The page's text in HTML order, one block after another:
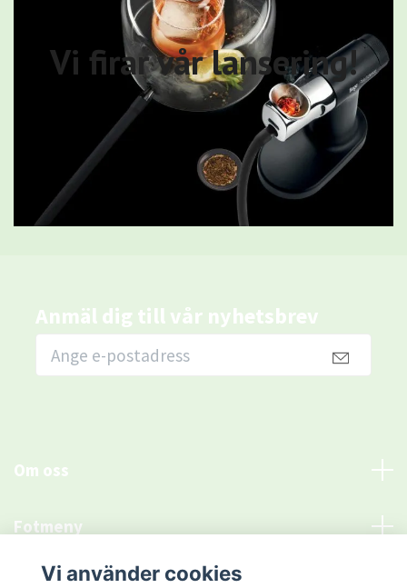
Vi firar vår lansering!
Anmäl dig till vår nyhetsbrev
Om oss
Fotmeny
Sociala medier
Vi använder cookies